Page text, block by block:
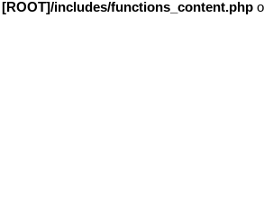
[ROOT]/includes/functions_content.php